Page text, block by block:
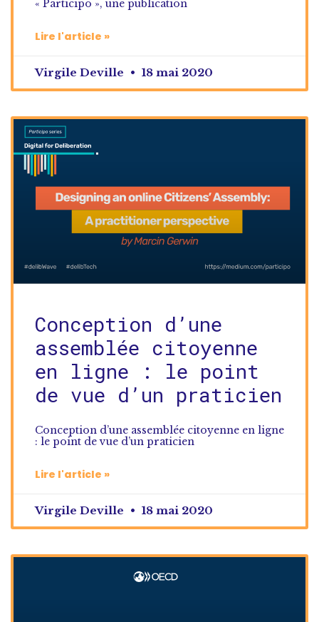
« Participo », une publication
Lire l'article »
Virgile Deville 18 mai 2020
Conception d’une
assemblée citoyenne
en ligne : le point
de vue d’un praticien
Conception d’une assemblée citoyenne en ligne
: le point de vue d’un praticien
Lire l'article »
Virgile Deville 18 mai 2020